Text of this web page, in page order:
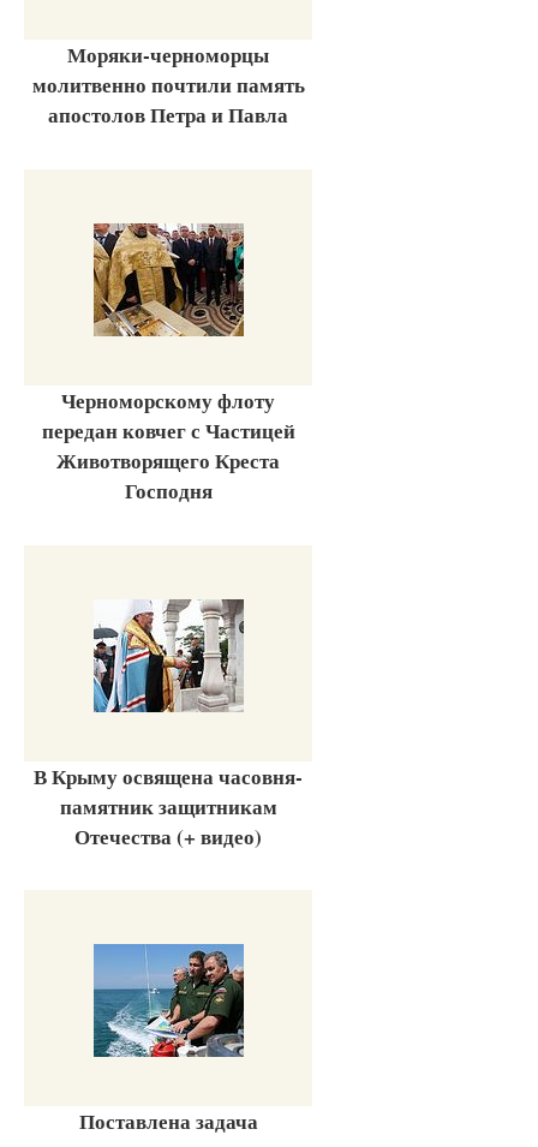
Моряки-черноморцы
молитвенно почтили память
апостолов Петра и Павла
Черноморскому флоту
передан ковчег с Частицей
Животворящего Креста
Господня
В Крыму освящена часовня-
памятник защитникам
Отечества (+ видео)
Поставлена задача